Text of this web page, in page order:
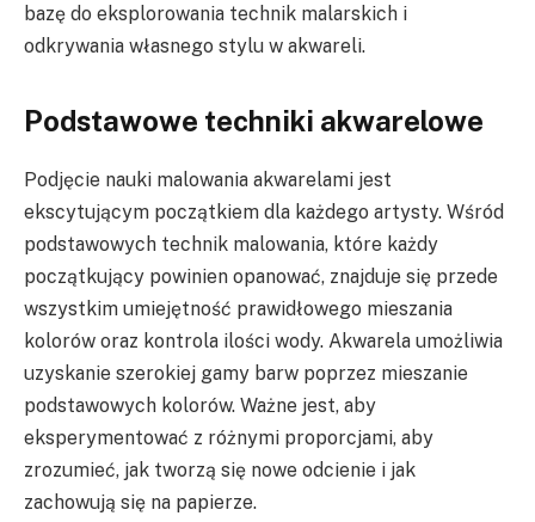
bazę do eksplorowania technik malarskich i
odkrywania własnego stylu w akwareli.
Podstawowe techniki akwarelowe
Podjęcie nauki malowania akwarelami jest
ekscytującym początkiem dla każdego artysty. Wśród
podstawowych technik malowania, które każdy
początkujący powinien opanować, znajduje się przede
wszystkim umiejętność prawidłowego mieszania
kolorów oraz kontrola ilości wody. Akwarela umożliwia
uzyskanie szerokiej gamy barw poprzez mieszanie
podstawowych kolorów. Ważne jest, aby
eksperymentować z różnymi proporcjami, aby
zrozumieć, jak tworzą się nowe odcienie i jak
zachowują się na papierze.